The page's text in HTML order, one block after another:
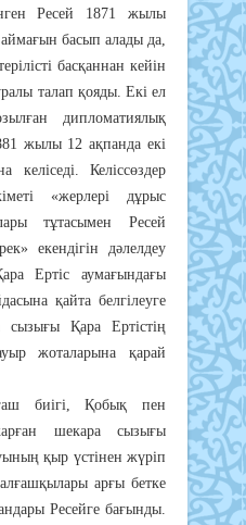
Ресей 1871 жылы
басып алады да,
басқаннан кейін
талап қояды. Екі ел
дипломатиялық
жылы 12 ақпанда екі
Келіссөздер
«жерлері дұрыс
тұтасымен Ресей
екендігін дәлелдеу
Ертіс аумағындағы
қайта белгілеуге
сызығы Қара Ертістің
жоталарына қарай
биігі, Қобық пен
шекара сызығы
қыр үстінен жүріп
арғы бетке
Ресейге бағынды.